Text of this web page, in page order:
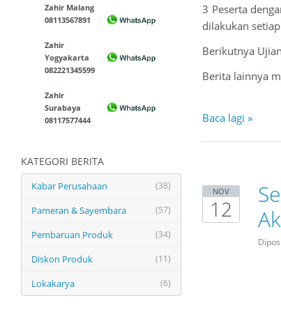
Zahir Malang
08113567891
Zahir
Yogyakarta
082221345599
Zahir
Surabaya
08117577444
KATEGORI BERITA
(38)
Kabar Perusahaan
(57)
Pameran & Sayembara
(34)
Pembaruan Produk
(11)
Diskon Produk
(6)
Lokakarya
3 Peserta
dilakukan
Berikutnya
Berita lainnya
Baca lagi »
NOV
12